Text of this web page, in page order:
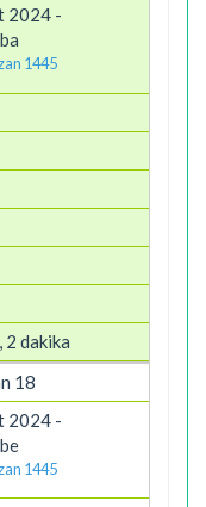
2024 -
1445
2 dakika
18
2024 -
1445